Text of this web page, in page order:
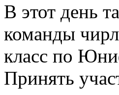
В этот день
команды
класс по
Принять